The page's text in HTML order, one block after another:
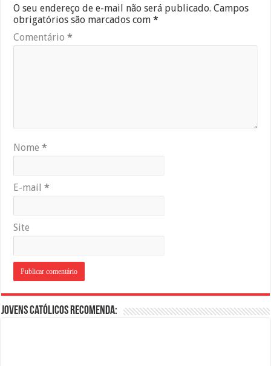
O seu endereço de e-mail não será publicado. Campos
obrigatórios são marcados com*
Comentário*
Nome*
E-mail*
Site
Jovens Católicos Recomenda: